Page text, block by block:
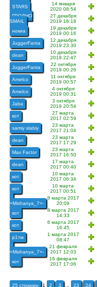
STARS
14 января
2020 08:54
ГРОДНО
SMAIL
27 декабря
2019 18:18
нокиа
19 декабря
2019 00:16
JuggerFanta
12 декабря
2019 23:30
dean
10 декабря
2019 22:47
JuggerFanta
22 октября
2019 00:26
Amelco
11 октября
2019 00:57
Amelco
4 октября
2019 00:31
Jaba
3 октября
2019 20:54
кот
27 марта
2017 02:59
samiy slabiy
23 марта
2017 21:04
dean
23 марта
2017 17:29
Max Factor
23 марта
2017 16:50
dean
17 марта
2017 00:40
кот
10 марта
2017 06:34
кот
10 марта
2017 00:51
=Mishanya_7=-
8 марта 2017
20:09
кот
8 марта 2017
14:33
кот
6 марта 2017
16:45
р1тм
1 марта 2017
08:47
=Mishanya_7=-
21 февраля
2017 12:03
кот
16 февраля
2017 17:06
25 страниц 1 2 3 23 24